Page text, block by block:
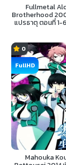
Fullmetal
Brotherhood
แปรธาตุ ตอนที่ 1-
0
FullHD
Mahouka